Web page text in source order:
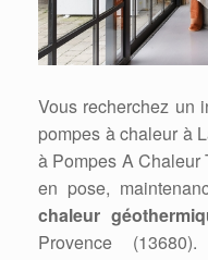
Vous recherchez un
pompes à chaleur à
à Pompes A Chaleur
en pose,
chaleur
Provence